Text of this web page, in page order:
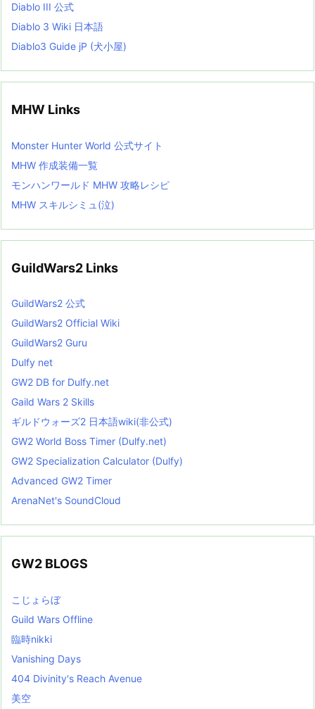
Diablo III 公式
Diablo 3 Wiki 日本語
Diablo3 Guide jP (犬小屋)
MHW Links
Monster Hunter World 公式サイト
MHW 作成装備一覧
モンハンワールド MHW 攻略レシピ
MHW スキルシミュ(泣)
GuildWars2 Links
GuildWars2 公式
GuildWars2 Official Wiki
GuildWars2 Guru
Dulfy net
GW2 DB for Dulfy.net
Gaild Wars 2 Skills
ギルドウォーズ2 日本語wiki(非公式)
GW2 World Boss Timer (Dulfy.net)
GW2 Specialization Calculator (Dulfy)
Advanced GW2 Timer
ArenaNet's SoundCloud
GW2 BLOGS
こじょらぼ
Guild Wars Offline
臨時nikki
Vanishing Days
404 Divinity's Reach Avenue
美空